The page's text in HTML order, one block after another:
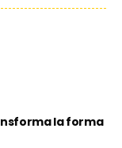
la forma